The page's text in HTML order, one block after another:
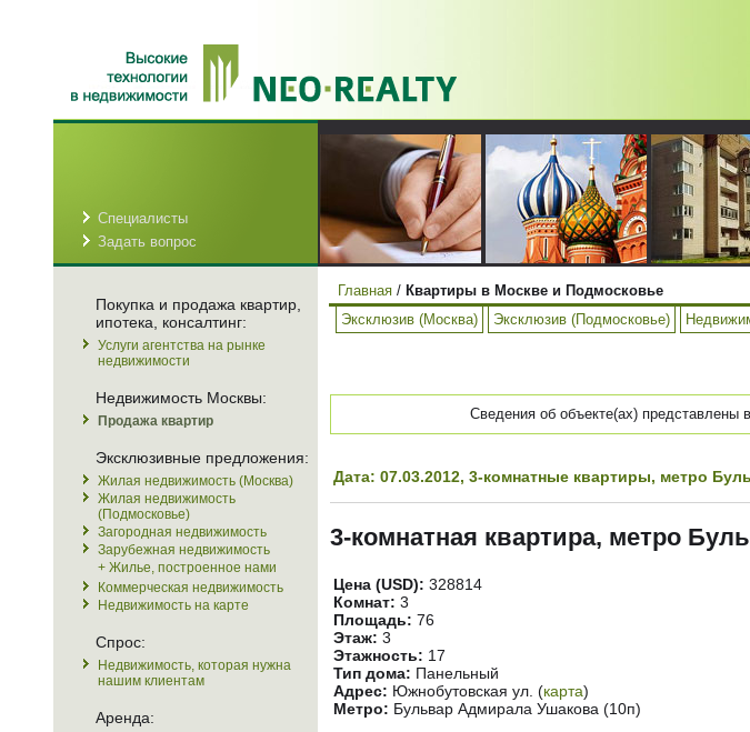
Специалисты
Задать вопрос
Покупка и продажа квартир,
ипотека, консалтинг:
Услуги агентства на рынке
недвижимости
Недвижимость Москвы:
Продажа квартир
Эксклюзивные предложения:
Жилая недвижимость (Москва)
Жилая недвижимость
(Подмосковье)
Загородная недвижимость
Зарубежная недвижимость
+ Жилье, построенное нами
Коммерческая недвижимость
Недвижимость на карте
Спрос:
Недвижимость, которая нужна
нашим клиентам
Аренда:
Главная / Квартиры в Москве и Подмосковье
Эксклюзив (Москва)
Эксклюзив (Подмосковье)
Сведения об объекте(ах) представлены
Дата: 07.03.2012, 3-комнатные квартиры, метро
3-комнатная квартира, метро
Цена (USD): 328814
Комнат: 3
Площадь: 76
Этаж: 3
Этажность: 17
Тип дома: Панельный
Адрес: Южнобутовская ул. (карта)
Метро: Бульвар Адмирала Ушакова (10п)